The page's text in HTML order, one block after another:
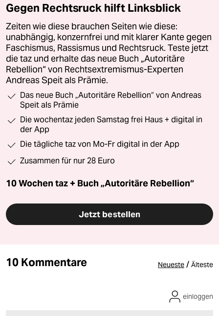
Gegen Rechtsruck hilft Linksblick
Zeiten wie diese brauchen Seiten wie diese:
unabhängig, konzernfrei und mit klarer Kante gegen
Faschismus, Rassismus und Rechtsruck. Teste jetzt
die taz und erhalte das neue Buch „Autoritäre
Rebellion“ von Rechtsextremismus-Experten
Andreas Speit als Prämie.
Das neue Buch „Autoritäre Rebellion“ von Andreas
Speit als Prämie
Die wochentaz jeden Samstag frei Haus + digital in
der App
Die tägliche taz von Mo-Fr digital in der App
Zusammen für nur 28 Euro
10 Wochen taz + Buch „Autoritäre Rebellion“
Jetzt bestellen
10 Kommentare Neueste / Älteste
einloggen